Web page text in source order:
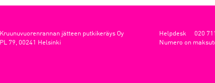
Kruunuvuorenrannan jätteen putkikeräys Oy
PL 79, 00241 Helsinki
Helpdesk
020
Numero on